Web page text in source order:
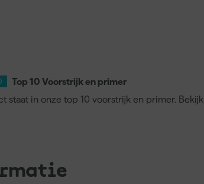
Top 10 Voorstrijk en primer
staat in onze top 10 voorstrijk en primer. Bekijk